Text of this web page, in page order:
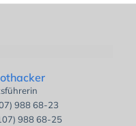
988 68-23
988 68-25